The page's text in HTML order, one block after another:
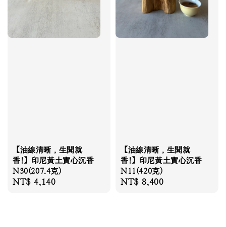
【油線清晰，生聞就
香!】印尼黃土實心沉香
N30(207.4克)
Regular
NT$ 4,140
【油線清晰，生聞就
香!】印尼黃土實心沉香
N11(420克)
Regular
NT$ 8,400